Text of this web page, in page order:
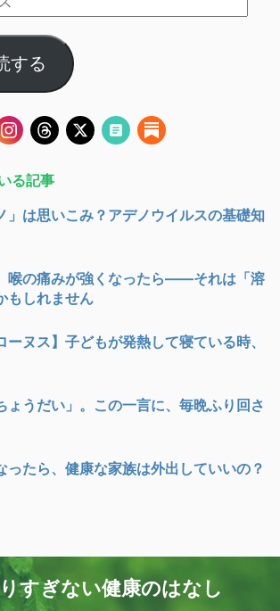
する
る記事
」は思いこみ？アデノウイルスの基礎知
喉の痛みが強くなったら――それは「溶
もしれません
ーヌス】子どもが発熱して寝ている時、
ょうだい」。この一言に、毎晩ふり回さ
ったら、健康な家族は外出していいの？
すぎない健康のはなし